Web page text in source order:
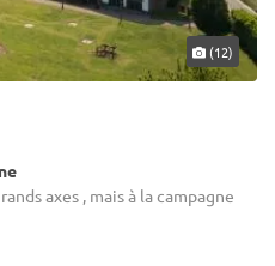
(12)
axes , mais à la campagne